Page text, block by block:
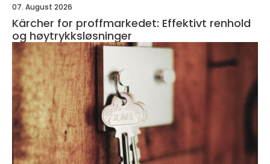
07. August 2026
Kärcher for proffmarkedet: Effektivt renhold
og høytrykksløsninger